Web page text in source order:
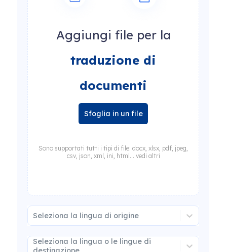
Aggiungi file per la
traduzione di
documenti
Sfoglia in un file
Sono supportati tutti i tipi di file: docx, xlsx, pdf, jpeg,
csv, json, xml, ini, html... vedi altri
Seleziona la lingua di origine
Seleziona la lingua o le lingue di